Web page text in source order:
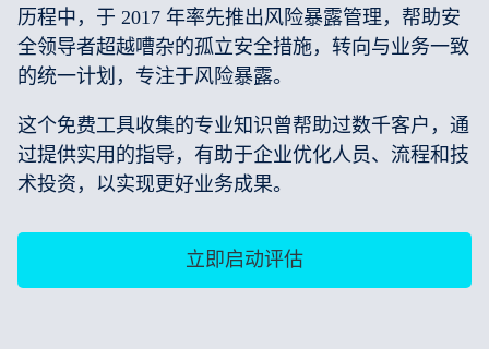
历程中，于 2017 年率先推出风险暴露管理，帮助安
全领导者超越嘈杂的孤立安全措施，转向与业务一致
的统一计划，专注于风险暴露。
这个免费工具收集的专业知识曾帮助过数千客户，通
过提供实用的指导，有助于企业优化人员、流程和技
术投资，以实现更好业务成果。
立即启动评估